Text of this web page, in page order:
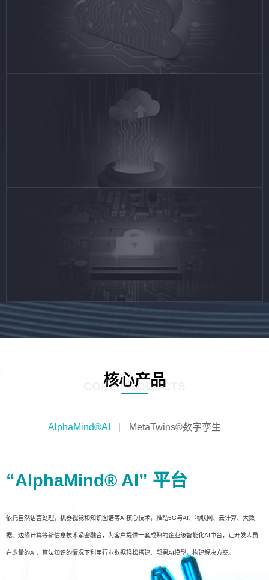
核心产品
CORE PRODUCTS
AlphaMind®AI MetaTwins®数字孪生
“AlphaMind® AI” 平台
依托自然语言处理，机器视觉和知识图谱等AI核心技术，推动5G与AI、物联网、云计算、大数
据、边缘计算等新信息技术紧密融合，为客户提供一套成熟的企业级智能化AI中台，让开发人员
在少量的AI、算法知识的情况下利用行业数据轻松搭建、部署AI模型，构建解决方案。